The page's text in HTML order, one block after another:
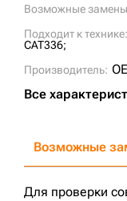
Возможные замены
Подходит к технике:
CAT336;
Производитель:
Все
Возможные
Для проверки